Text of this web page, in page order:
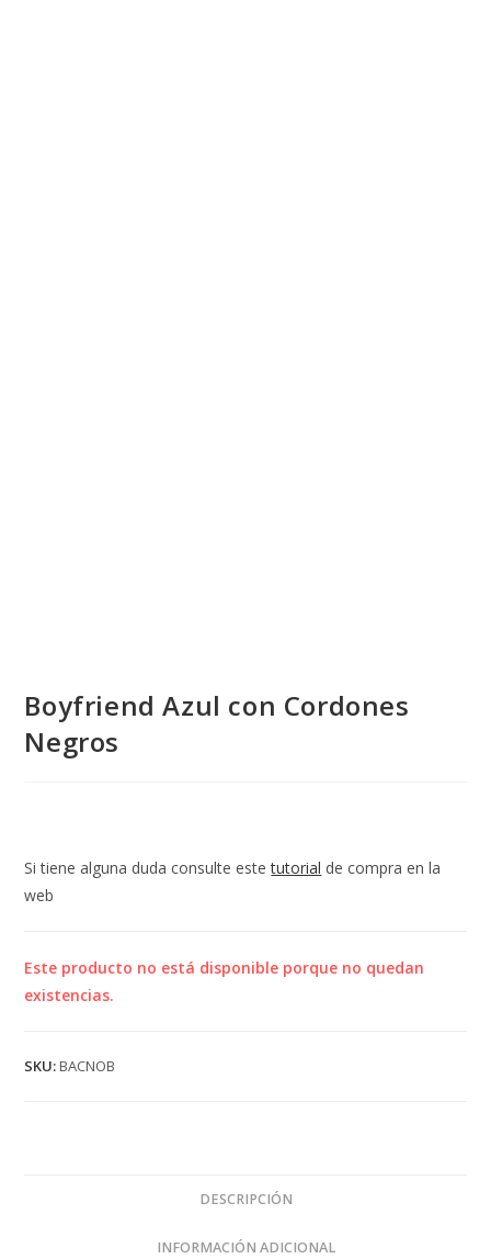
Boyfriend Azul con Cordones
Negros
Si tiene alguna duda consulte estetutorial de compra en la
web
Este producto no está disponible porque no quedan
existencias.
SKU:BACNOB
DESCRIPCIÓN
INFORMACIÓN ADICIONAL